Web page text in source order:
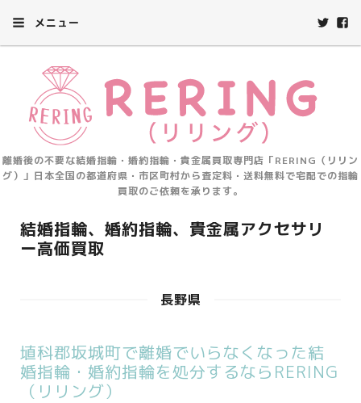
メニュー
離婚後の不要な結婚指輪・婚約指輪・貴金属買取専門店「RERING（リリン
グ）」日本全国の都道府県・市区町村から査定料・送料無料で宅配での指輪
買取のご依頼を承ります。
結婚指輪、婚約指輪、貴金属アクセサリ
ー高価買取
長野県
埴科郡坂城町で離婚でいらなくなった結
婚指輪・婚約指輪を処分するならRERING
（リリング）